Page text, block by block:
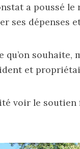
a poussé
ses dépenses
qu’on
et
voir le soutien